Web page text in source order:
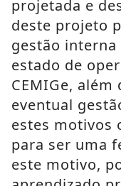
projetada e
deste projeto
gestão
estado de
CEMIGe,
eventual
estes motivos
para ser uma
este motivo,